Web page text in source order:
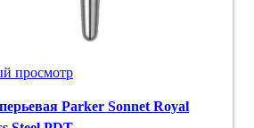
просмотр
Parker Sonnet Royal